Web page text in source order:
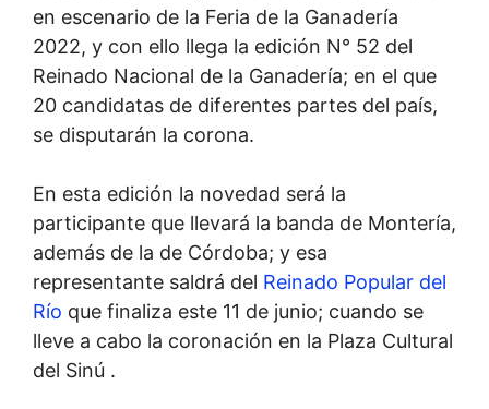
en escenario de la Feria de la Ganadería
2022, y con ello llega la edición N° 52 del
Reinado Nacional de la Ganadería; en el que
20 candidatas de diferentes partes del país,
se disputarán la corona.
En esta edición la novedad será la
participante que llevará la banda de Montería,
además de la de Córdoba; y esa
representante saldrá del Reinado Popular del
Río que finaliza este 11 de junio; cuando se
lleve a cabo la coronación en la Plaza Cultural
del Sinú .